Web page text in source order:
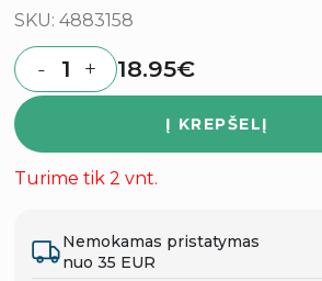
SKU: 4883158
Quantity
- + 18.95€
Į KREPŠELĮ
Turime tik 2 vnt.
Nemokamas pristatymas
nuo 35 EUR